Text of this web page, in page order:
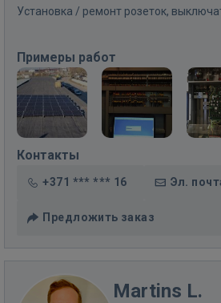
Установка / ремонт розеток,
Примеры работ
Контакты
+371 *** *** 16 Эл.
Предложить заказ
Martins L.